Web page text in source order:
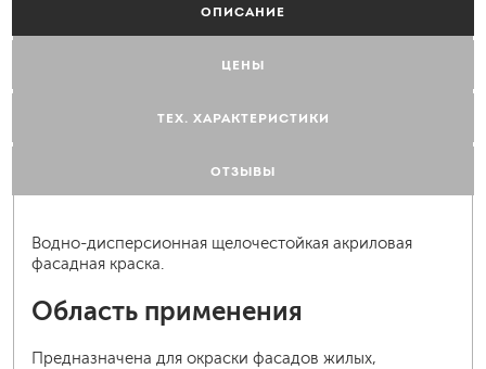
ОПИСАНИЕ
ЦЕНЫ
ТЕХ. ХАРАКТЕРИСТИКИ
ОТЗЫВЫ
Водно-дисперсионная щелочестойкая акриловая
фасадная краска.
Область применения
Предназначена для окраски фасадов жилых,